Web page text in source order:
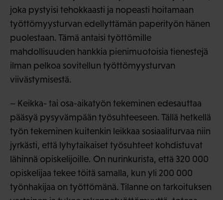
joka pystyisi tehokkaasti ja nopeasti hoitamaan
työttömyysturvan edellyttämän paperityön hänen
puolestaan. Tämä antaisi työttömille
mahdollisuuden hankkia pienimuotoisia tienestejä
ilman pelkoa sovitellun työttömyysturvan
viivästymisestä.
– Keikka- tai osa-aikatyön tekeminen edesauttaa
pääsyä pysyvämpään työsuhteeseen. Tällä hetkellä
työn tekeminen kuitenkin leikkaa sosiaaliturvaa niin
jyrkästi, että lyhytaikaiset työsuhteet kohdistuvat
lähinnä opiskelijoille. On nurinkurista, että 320 000
opiskelijaa tekee töitä samalla, kun yli 200 000
työnhakijaa on työttömänä. Tilanne on tarkoituksen